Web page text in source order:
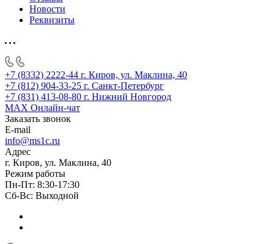
Новости
Реквизиты
+7 (8332) 2222-44 г. Киров, ул. Маклина, 40
+7 (812) 904-33-25 г. Санкт-Петербург
+7 (831) 413-08-80 г. Нижний Новгород
MAX Онлайн-чат
Заказать звонок
E-mail
info@ms1c.ru
Адрес
г. Киров, ул. Маклина, 40
Режим работы
Пн-Пт: 8:30-17:30
Cб-Вс: Выходной